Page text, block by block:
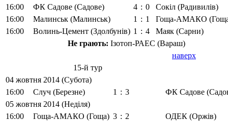
16:00
ФК Садове (Садове) 4 : 0
Сокіл (Радивилів)
16:00
Малинськ (Малинськ) 1 : 1
Гоща-АМАКО
16:00
Волинь-Цемент (Здолбунів) 1 : 4
Маяк (Сарни)
Не грають: Ізотоп-РАЕС (Вараш)
наверх
15-й тур
04 жовтня 2014 (Субота)
16:00
Случ (Березне) 1 : 3
ФК Садове
05 жовтня 2014 (Неділя)
16:00
Гоща-АМАКО (Гоща) 3 : 2
ОДЕК (Оржів)